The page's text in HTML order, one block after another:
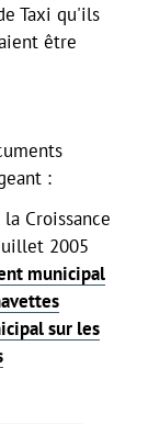
Taxi qu'ils
être
:
Croissance
2005
municipal
sur les